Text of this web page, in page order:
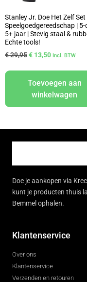
Stanley Jr. Doe Het Zelf Set
Speelgoedgereedschap | 5-
5+ jaar | Stevig staal &
Echte tools!
€29,95€ 13,50 Incl. BTW
Toevoegen aan
winkelwagen
Doe je aankopen via
kunt je producten thuis
Bemmel ophalen.
Klantenservice
Over ons
Klantenservice
Verzenden en retouren